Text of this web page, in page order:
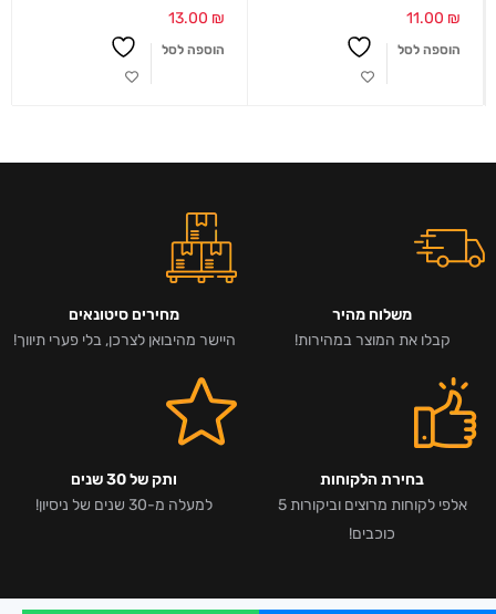
11.00 ₪
הוספה לסל
13.00 ₪
הוספה לסל
משלוח מהיר
קבלו את המוצר במהירות!
מחירים סיטונאים
היישר מהיבואן לצרכן, בלי פערי תיווך!
בחירת הלקוחות
אלפי לקוחות מרוצים וביקורות 5
כוכבים!
ותק של 30 שנים
למעלה מ-30 שנים של ניסיון!